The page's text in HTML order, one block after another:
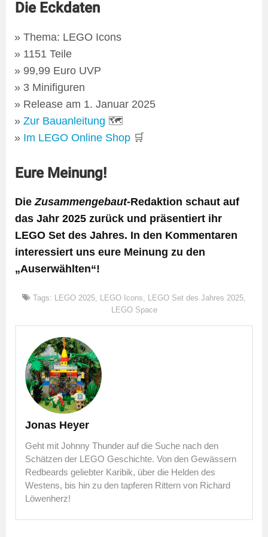
Die Eckdaten
Thema: LEGO Icons
1151 Teile
99,99 Euro UVP
3 Minifiguren
Release am 1. Januar 2025
Zur Bauanleitung 🗺
Im LEGO Online Shop 🛒
Eure Meinung!
DieZusammengebaut-Redaktion schaut auf
das Jahr 2025 zurück und präsentiert ihr
LEGO Set des Jahres. In den Kommentaren
interessiert uns eure Meinung zu den
„Auserwählten“!
Tags: LEGO 2025, LEGO Icons, LEGO Set des Jahres 2025,
LEGO Space
Jonas Heyer
Geht mit Johnny Thunder auf die Suche nach den
Schätzen der LEGO Geschichte. Von den Gewässern
Redbeards geliebter Karibik, über die Helden des
Westens, bis hin zu den tapferen Rittern von Richard
Löwenherz!